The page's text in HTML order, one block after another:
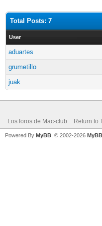
Total Posts: 7
User
aduartes
grumetillo
juak
Los foros de Mac-club Return to
Powered By MyBB , © 2002-2026